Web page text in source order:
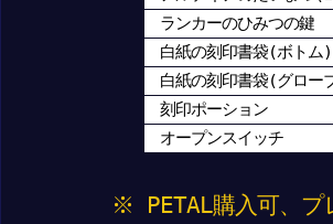
ランカーのひみつの鍵
白紙の刻印書袋(ボトム)
白紙の刻印書袋(グロー
刻印ポーション
オープンスイッチ
※ PETAL購入可、プ